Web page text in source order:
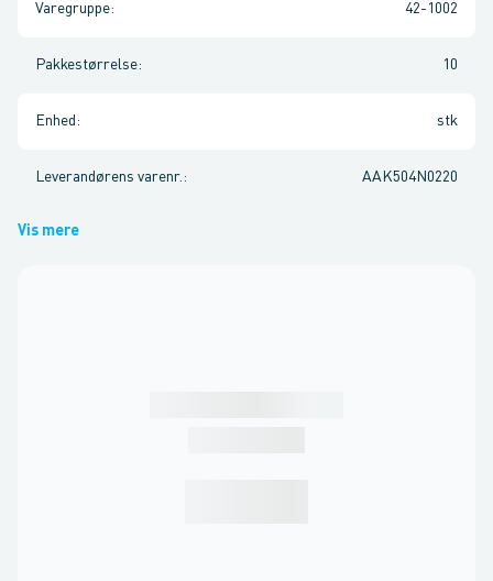
Varegruppe: 42-1002
Pakkestørrelse: 10
Enhed : stk
Leverandørens varenr. : AAK504N0220
Vis mere